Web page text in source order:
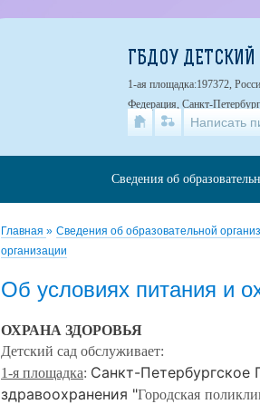
Главная » Сведения об образовательной
организации
Об условиях питания и
ОХРАНА ЗДОРОВЬЯ
Детский сад обслуживает:
1-я площадка: Санкт-Петербургское
здравоохранения "Городская
ГБДОУ
1-ая площадка:197372,
Федерация, Санкт-
Написать
Сведения об